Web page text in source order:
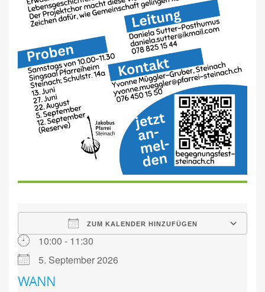
WANN
5. September 2026
10:00 - 11:30
ZUM KALENDER HINZUFÜGEN